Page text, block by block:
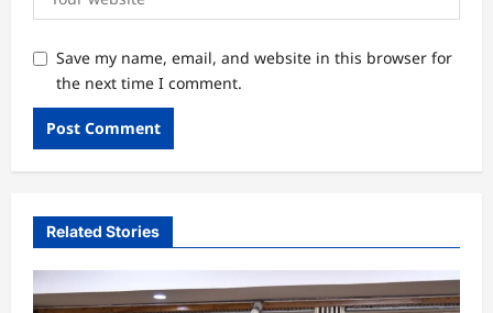
Save my name, email, and website in this browser for
the next time I comment.
Related Stories